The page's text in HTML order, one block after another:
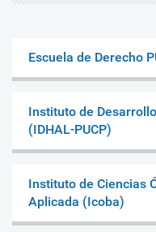
Escuela de Derecho
Instituto de
(IDHAL-PUCP)
Instituto de Ciencias
Aplicada (Icoba)